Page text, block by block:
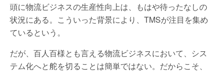
頭に物流ビジネスの生産性向上は、もはや待ったなしの
状況にある。こういった背景により、TMSが注目を集め
ているという。
だが、百人百様とも言える物流ビジネスにおいて、シス
テム化へと舵を切ることは簡単ではない。だからこそ、